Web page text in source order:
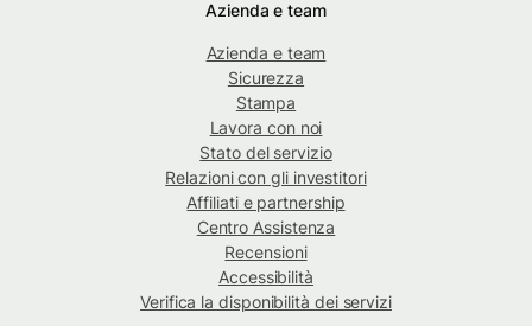
Azienda e team
Azienda e team
Sicurezza
Stampa
Lavora con noi
Stato del servizio
Relazioni con gli investitori
Affiliati e partnership
Centro Assistenza
Recensioni
Accessibilità
Verifica la disponibilità dei servizi